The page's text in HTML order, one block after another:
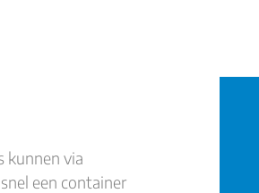
kunnen via
een container